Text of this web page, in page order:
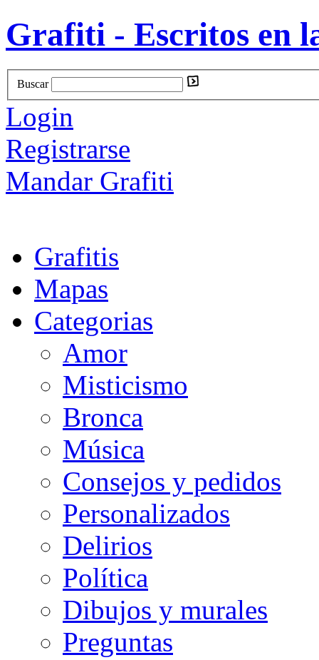
Grafiti - Escritos en
Buscar
Login
Registrarse
Mandar Grafiti
Grafitis
Mapas
Categorias
Amor
Misticismo
Bronca
Música
Consejos y pedidos
Personalizados
Delirios
Política
Dibujos y murales
Preguntas